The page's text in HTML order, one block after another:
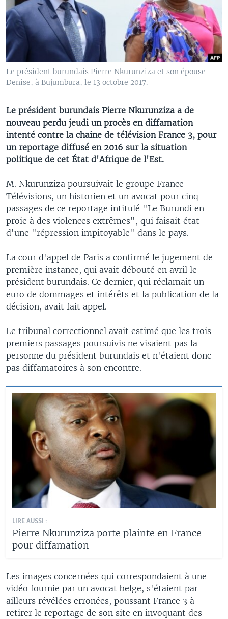
Le président burundais Pierre Nkurunziza et son épouse
Denise, à Bujumbura, le 13 octobre 2017.
Le président burundais Pierre Nkurunziza a de
nouveau perdu jeudi un procès en diffamation
intenté contre la chaine de télévision France 3, pour
un reportage diffusé en 2016 sur la situation
politique de cet État d'Afrique de l'Est.
M. Nkurunziza poursuivait le groupe France
Télévisions, un historien et un avocat pour cinq
passages de ce reportage intitulé "Le Burundi en
proie à des violences extrêmes", qui faisait état
d'une "répression impitoyable" dans le pays.
La cour d'appel de Paris a confirmé le jugement de
première instance, qui avait débouté en avril le
président burundais. Ce dernier, qui réclamait un
euro de dommages et intérêts et la publication de la
décision, avait fait appel.
Le tribunal correctionnel avait estimé que les trois
premiers passages poursuivis ne visaient pas la
personne du président burundais et n'étaient donc
pas diffamatoires à son encontre.
LIRE AUSSI :
Pierre Nkurunziza porte plainte en France
pour diffamation
Les images concernées qui correspondaient à une
vidéo fournie par un avocat belge, s'étaient par
ailleurs révélées erronées, poussant France 3 à
retirer le reportage de son site en invoquant des